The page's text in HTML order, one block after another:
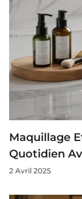
Maquillage
Quotidien
2 Avril 2025